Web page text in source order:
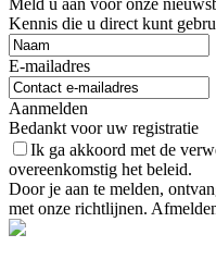
Meld u aan voor onze
Kennis die u direct kunt
E-mailadres
Aanmelden
Bedankt voor uw registratie
Ik ga akkoord met de
overeenkomstig het beleid.
Door je aan te melden,
met onze richtlijnen.